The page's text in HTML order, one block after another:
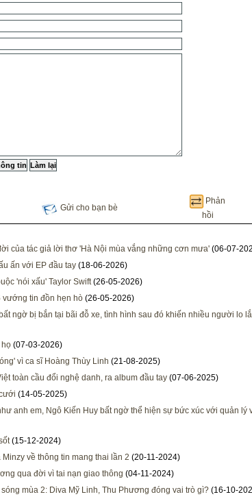
Gửi cho bạn bè
Phản
hồi
của tác giả lời thơ 'Hà Nội mùa vắng những cơn mưa' (06-07-
ấn với EP đầu tay (18-06-2026)
'nói xấu' Taylor Swift(26-05-2026)
vướng tin đồn hẹn hò (26-05-2026)
ngờ bị bắn tại bãi đỗ xe, tình hình sau đó khiến nhiều người lo
họ (07-03-2026)
vì ca sĩ Hoàng Thùy Linh (21-08-2025)
toàn cầu đổi nghệ danh, ra album đầu tay (07-06-2025)
(14-05-2025)
anh em, Ngô Kiến Huy bất ngờ thể hiện sự bức xúc với quản lý
(15-12-2024)
về thông tin mang thai lần 2 (20-11-2024)
qua đời vì tai nạn giao thông (04-11-2024)
mùa 2: Diva Mỹ Linh, Thu Phương đóng vai trò gì? (16-10-